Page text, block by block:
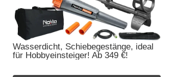
Wasserdicht, Schiebegestänge, ideal
für Hobbyeinsteiger! Ab 349 €!